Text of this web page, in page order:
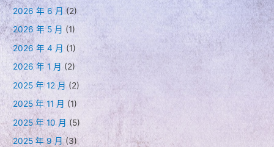
2026 年 6 月 (2)
2026 年 5 月 (1)
2026 年 4 月 (1)
2026 年 1 月 (2)
2025 年 12 月 (2)
2025 年 11 月 (1)
2025 年 10 月 (5)
2025 年 9 月 (3)